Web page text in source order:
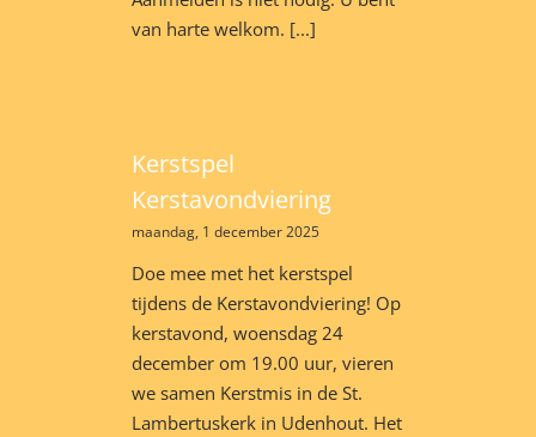
van harte welkom. [...]
Kerstspel
Kerstavondviering
maandag, 1 december 2025
Doe mee met het kerstspel
tijdens de Kerstavondviering! Op
kerstavond, woensdag 24
december om 19.00 uur, vieren
we samen Kerstmis in de St.
Lambertuskerk in Udenhout. Het